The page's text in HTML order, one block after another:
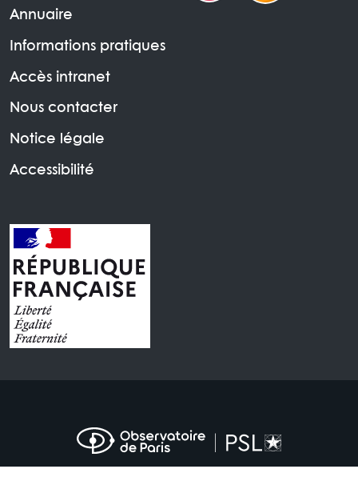
Annuaire
Informations pratiques
Accès intranet
Nous contacter
Notice légale
Accessibilité